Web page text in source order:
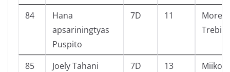
84
Hana
apsariningtyas
Puspito
7D 11
More
85
Joely Tahani
7D 13 Miiko